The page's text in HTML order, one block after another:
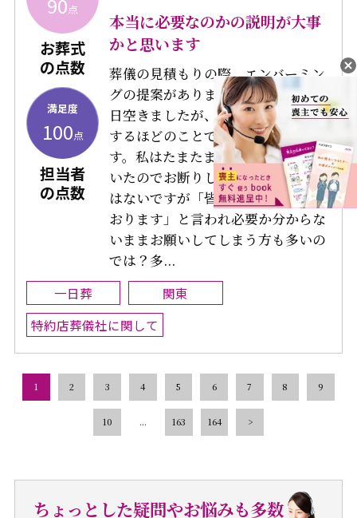
点
お葬式
の点数
満足度
100点
担当者
の点数
本当に必要なのかの説明が大事
かと思います
葬儀の見積もりの際、エンバーミン
グの提案がありました。葬儀まで６
日空きましたが、エンバーミングを
するほどのことではないかと思いま
す。私はたまたまその処置を知って
いたのでお断りしましたが、強引さ
はないですが「皆さんにお勧めして
おります」と言われ必要か分からな
いままお願いしてしまう方も多いの
では？多...
一日葬
関東
特約店葬儀社に関して
1 2 3 4 5 6 7 8 9
10 ... 163 164 >
ちょっとした疑問やお悩みも多数